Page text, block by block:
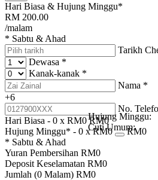
Hari Biasa & Hujung Minggu*
RM 200.00
/malam
* Sabtu & Ahad
Tarikh
Dewasa *
Kanak-kanak *
Nama *
+6
No.
Hari Biasa - 0 x RM0 RM0
Hujung Minggu* - 0 x RM0
Hujung Minggu:
Cuti Umum:RM0
* Sabtu & Ahad
Yuran Pembersihan RM0
Deposit Keselamatan RM0
Jumlah (0 Malam) RM0